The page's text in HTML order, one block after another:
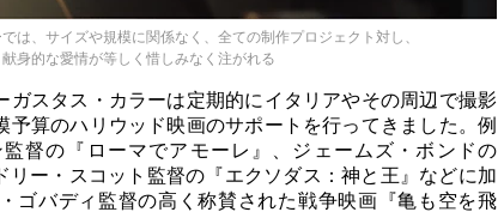
は、サイズや規模に関係なく、全ての制作プロジェクト対し、
献身的な愛情が等しく惜しみなく注がれる
ガスタス・カラーは定期的にイタリアやその周辺で撮影
予算のハリウッド映画のサポートを行ってきました。例
督の『ローマでアモーレ』、ジェームズ・ボンドの
リー・スコット監督の『エクソダス：神と王』などに加
ゴバディ監督の高く称賛された戦争映画『亀も空を飛